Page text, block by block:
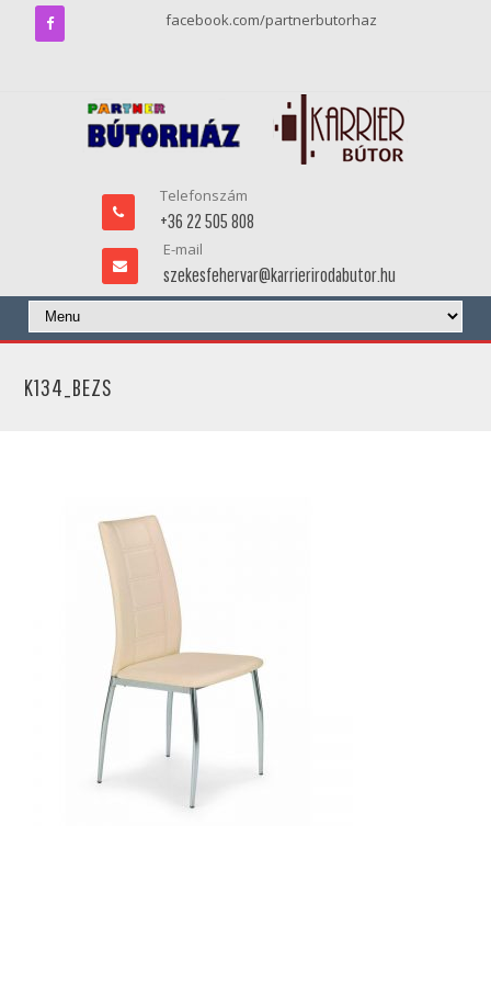
facebook.com/partnerbutorhaz
Telefonszám
+36 22 505 808
E-mail
szekesfehervar@karrierirodabutor.hu
K134_BEZS